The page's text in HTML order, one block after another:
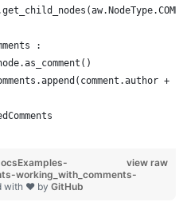
:
+
view raw
working_with_comments-
with ❤ by GitHub